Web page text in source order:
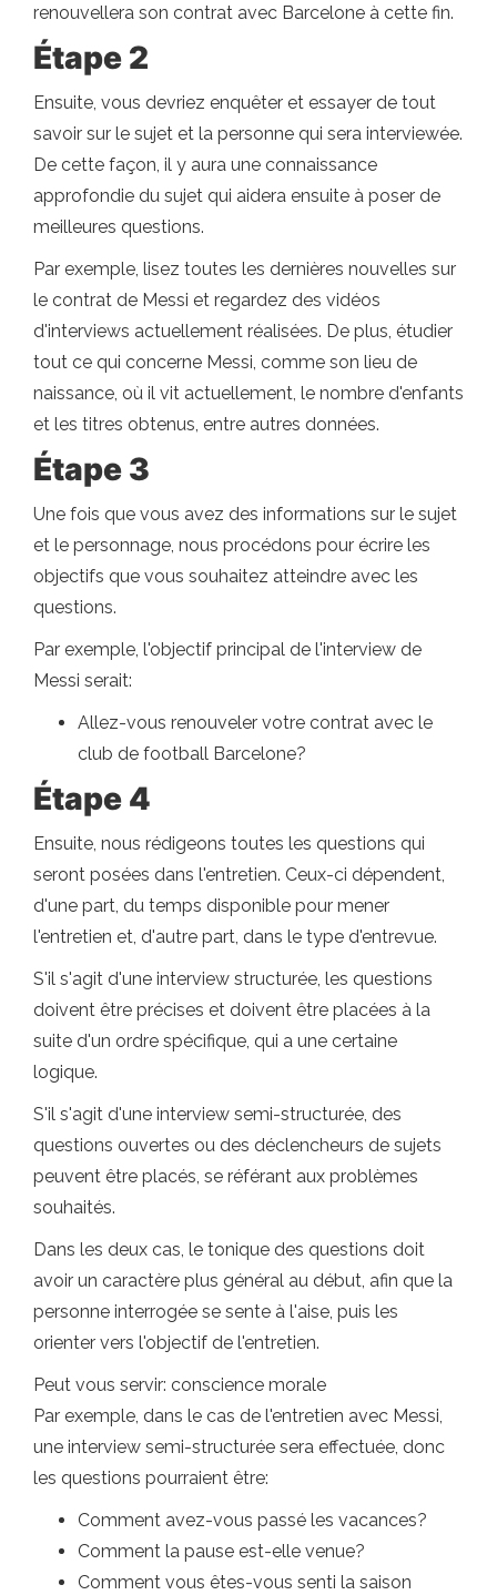
renouvellera son contrat avec Barcelone à cette fin.
Étape 2
Ensuite, vous devriez enquêter et essayer de tout
savoir sur le sujet et la personne qui sera interviewée.
De cette façon, il y aura une connaissance
approfondie du sujet qui aidera ensuite à poser de
meilleures questions.
Par exemple, lisez toutes les dernières nouvelles sur
le contrat de Messi et regardez des vidéos
d'interviews actuellement réalisées. De plus, étudier
tout ce qui concerne Messi, comme son lieu de
naissance, où il vit actuellement, le nombre d'enfants
et les titres obtenus, entre autres données.
Étape 3
Une fois que vous avez des informations sur le sujet
et le personnage, nous procédons pour écrire les
objectifs que vous souhaitez atteindre avec les
questions.
Par exemple, l'objectif principal de l'interview de
Messi serait:
Allez-vous renouveler votre contrat avec le
club de football Barcelone?
Étape 4
Ensuite, nous rédigeons toutes les questions qui
seront posées dans l'entretien. Ceux-ci dépendent,
d'une part, du temps disponible pour mener
l'entretien et, d'autre part, dans le type d'entrevue.
S'il s'agit d'une interview structurée, les questions
doivent être précises et doivent être placées à la
suite d'un ordre spécifique, qui a une certaine
logique.
S'il s'agit d'une interview semi-structurée, des
questions ouvertes ou des déclencheurs de sujets
peuvent être placés, se référant aux problèmes
souhaités.
Dans les deux cas, le tonique des questions doit
avoir un caractère plus général au début, afin que la
personne interrogée se sente à l'aise, puis les
orienter vers l'objectif de l'entretien.
Peut vous servir: conscience morale
Par exemple, dans le cas de l'entretien avec Messi,
une interview semi-structurée sera effectuée, donc
les questions pourraient être:
Comment avez-vous passé les vacances?
Comment la pause est-elle venue?
Comment vous êtes-vous senti la saison